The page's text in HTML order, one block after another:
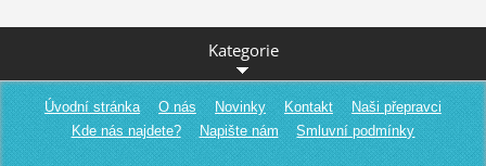
Kategorie
Úvodní stránka O nás Novinky Kontakt
Naši přepravci
Kde nás najdete?
Napište nám Smluvní podmínky